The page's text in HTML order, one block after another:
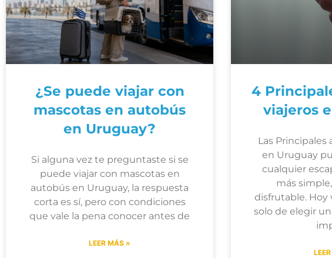
¿Se puede viajar con
mascotas en autobús
en Uruguay?
Si alguna vez te preguntaste si se
puede viajar con mascotas en
autobús en Uruguay, la respuesta
corta es sí, pero con condiciones
que vale la pena conocer antes de
LEER MÁS »
4
viajeros
Las Principales
en Uruguay
cualquier
más
disfrutable. Hoy
solo de elegir